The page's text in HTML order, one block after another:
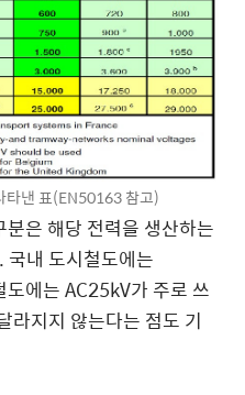
낸 표(EN50163 참고)
은 해당 전력을 생산하는
국내 도시철도에는
에는 AC25kV가 주로 쓰
라지지 않는다는 점도 기